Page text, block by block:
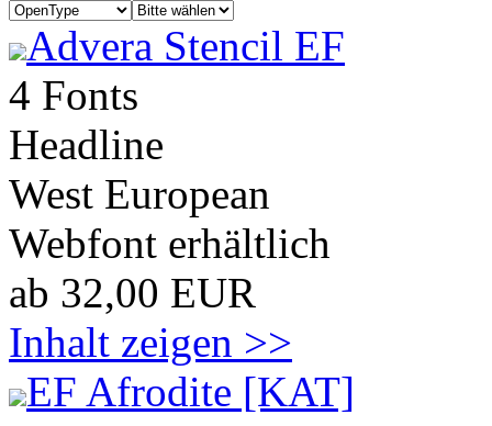
Advera Stencil EF
4 Fonts
Headline
West European
Webfont erhältlich
ab 32,00 EUR
Inhalt zeigen >>
EF Afrodite [KAT]